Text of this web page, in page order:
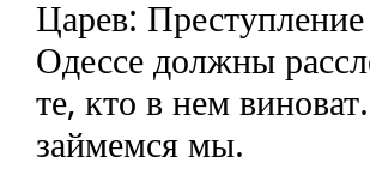
Царев:
Одессе должны
те, кто в нем
займемся мы.